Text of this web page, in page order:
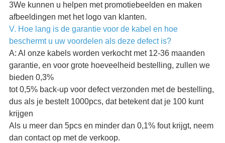
3We kunnen u helpen met promotiebeelden en maken
afbeeldingen met het logo van klanten.
V. Hoe lang is de garantie voor de kabel en hoe
beschermt u uw voordelen als deze defect is?
A: Al onze kabels worden verkocht met 12-36 maanden
garantie, en voor grote hoeveelheid bestelling, zullen we
bieden 0,3%
tot 0,5% back-up voor defect verzonden met de bestelling,
dus als je bestelt 1000pcs, dat betekent dat je 100 kunt
krijgen
Als u meer dan 5pcs en minder dan 0,1% fout krijgt, neem
dan contact op met de verkoop.